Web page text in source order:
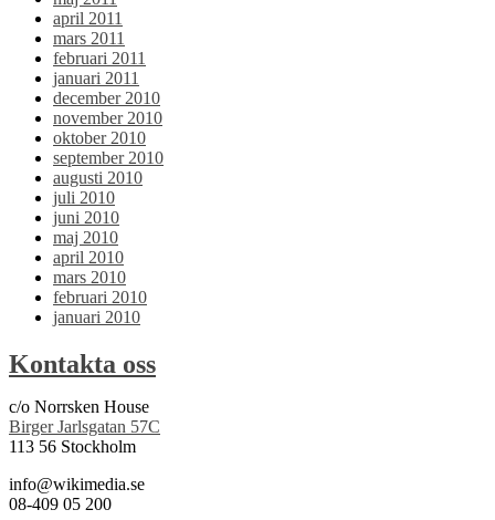
april 2011
mars 2011
februari 2011
januari 2011
december 2010
november 2010
oktober 2010
september 2010
augusti 2010
juli 2010
juni 2010
maj 2010
april 2010
mars 2010
februari 2010
januari 2010
Kontakta oss
c/o Norrsken House
Birger Jarlsgatan 57C
113 56 Stockholm
info@wikimedia.se
08-409 05 200